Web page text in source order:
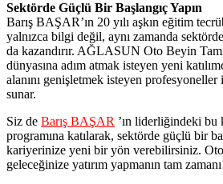
Sektörde Güçlü Bir Başlangıç Yapın
Barış BAŞAR’ın 20 yılı aşkın eğitim
yalnızca bilgi değil, aynı zamanda
da kazandırır. AĞLASUN Oto Beyin
dünyasına adım atmak isteyen yeni
alanını genişletmek isteyen
sunar.
Siz de Barış BAŞAR ’ın liderliğindeki bu
programına katılarak, sektörde güçlü bir
kariyerinize yeni bir yön verebilirsiniz.
geleceğinize yatırım yapmanın tam